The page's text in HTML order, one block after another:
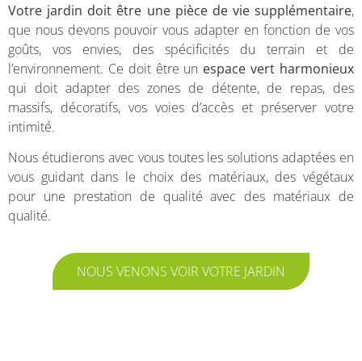
Votre jardin doit être une pièce de vie supplémentaire,
que nous devons pouvoir vous adapter en fonction de vos
goûts, vos envies, des spécificités du terrain et de
l’environnement. Ce doit être un espace vert harmonieux
qui doit adapter des zones de détente, de repas, des
massifs, décoratifs, vos voies d’accès et préserver votre
intimité.
Nous étudierons avec vous toutes les solutions adaptées en
vous guidant dans le choix des matériaux, des végétaux
pour une prestation de qualité avec des matériaux de
qualité.
NOUS VENONS VOIR VOTRE JARDIN